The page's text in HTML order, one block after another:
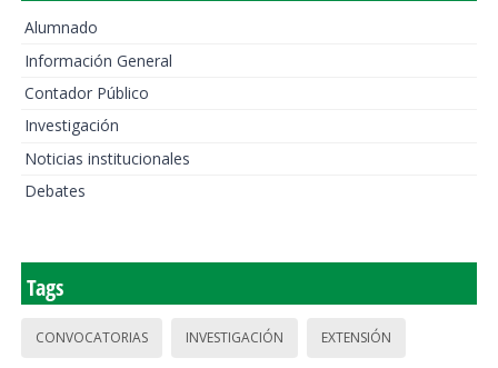
Alumnado
Información General
Contador Público
Investigación
Noticias institucionales
Debates
Tags
CONVOCATORIAS INVESTIGACIÓN EXTENSIÓN